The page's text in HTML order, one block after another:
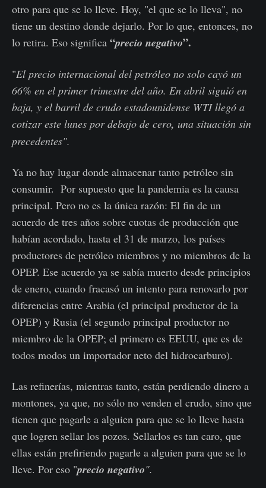
otro para que se lo lleve. Hoy, "el que se lo lleva", no
tiene un destino donde dejarlo. Por lo que, entonces, no
lo retira. Eso significa “precio negativo”.
"El precio internacional del petróleo no solo cayó un
66% en el primer trimestre del año. En abril siguió en
baja, y el barril de crudo estadounidense WTI llegó a
cotizar este lunes por debajo de cero, una situación sin
precedentes".
Ya no hay lugar donde almacenar tanto petróleo sin
consumir. Por supuesto que la pandemia es la causa
principal. Pero no es la única razón: El fin de un
acuerdo de tres años sobre cuotas de producción que
habían acordado, hasta el 31 de marzo, los países
productores de petróleo miembros y no miembros de la
OPEP. Ese acuerdo ya se sabía muerto desde principios
de enero, cuando fracasó un intento para renovarlo por
diferencias entre Arabia (el principal productor de la
OPEP) y Rusia (el segundo principal productor no
miembro de la OPEP; el primero es EEUU, que es de
todos modos un importador neto del hidrocarburo).
Las refinerías, mientras tanto, están perdiendo dinero a
montones, ya que, no sólo no venden el crudo, sino que
tienen que pagarle a alguien para que se lo lleve hasta
que logren sellar los pozos. Sellarlos es tan caro, que
ellas están prefiriendo pagarle a alguien para que se lo
lleve. Por eso "precio negativo".